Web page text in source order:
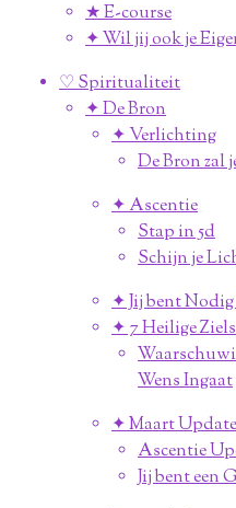
★ E-course
✦ Wil jij ook je
♡ Spiritualiteit
✦ De Bron
✦ Verlichting
De Bron zal
✦ Ascentie
Stap in 5d
Schijn je
✦ Jij bent Nodig
✦ 7 Heilige
Wens Ingaat
✦ Maart Update
Ascentie
Jij bent een